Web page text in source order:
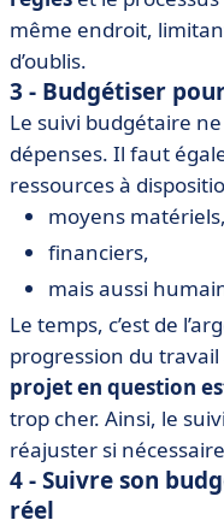
même endroit,
d’oublis.
3 - Budgétiser
Le suivi budgétaire
dépenses. Il faut
ressources à
moyens matériels,
financiers,
mais aussi
Le temps, c’est de
progression du
projet en question
trop cher. Ainsi, le
réajuster si
4 - Suivre son
réel